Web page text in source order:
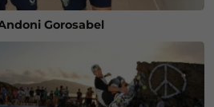
Gorosabel